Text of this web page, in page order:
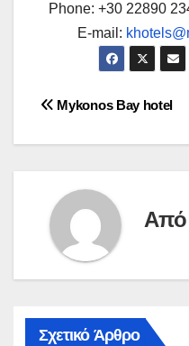
Phone: +30 22890
E-mail:
Πλοήγηση
άρθρων
Mykonos Bay hotel
Από
Σχετικό Άρθρο